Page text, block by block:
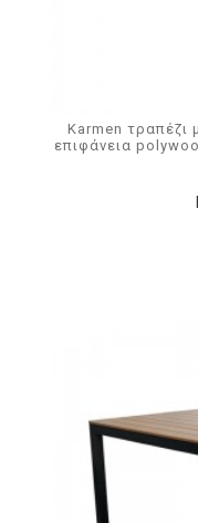
Karmen τραπέζι
επιφάνεια